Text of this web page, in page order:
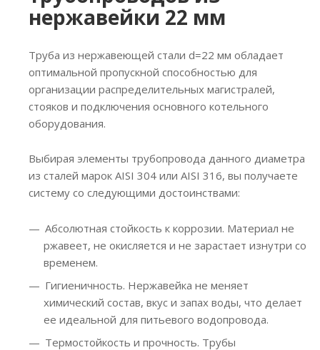
нержавейки 22 мм
Труба из нержавеющей стали d=22 мм обладает
оптимальной пропускной способностью для
организации распределительных магистралей,
стояков и подключения основного котельного
оборудования.
Выбирая элементы трубопровода данного диаметра
из сталей марок AISI 304 или AISI 316, вы получаете
систему со следующими достоинствами:
Абсолютная стойкость к коррозии. Материал не
ржавеет, не окисляется и не зарастает изнутри со
временем.
Гигиеничность. Нержавейка не меняет
химический состав, вкус и запах воды, что делает
ее идеальной для питьевого водопровода.
Термостойкость и прочность. Трубы